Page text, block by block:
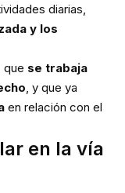
diarias,
y los
que se trabaja
, y que ya
en relación con el
en la vía